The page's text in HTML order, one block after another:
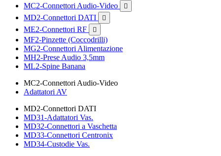
MC2-Connettori Audio-Video

MD2-Connettori DATI 
ME2-Connettori RF 
MF2-Pinzette (Coccodrilli)
MG2-Connettori Alimentazione
MH2-Prese Audio 3,5mm
ML2-Spine Banana
MC2-Connettori Audio-Video
Adattatori AV
MD2-Connettori DATI
MD31-Adattatori Vas.
MD32-Connettori a Vaschetta
MD33-Connettori Centronix
MD34-Custodie Vas.